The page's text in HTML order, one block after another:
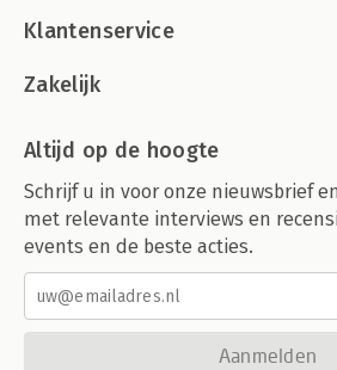
Klantenservice
Zakelijk
Altijd op de hoogte
Schrijf u in voor onze nieuwsbrief
met relevante interviews en
events en de beste acties.
Aanmelden